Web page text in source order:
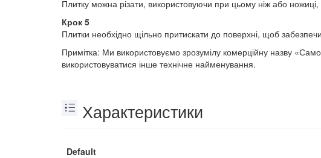
Плитку можна різати, використовуючи при цьому ніж або
Крок 5
Плитки необхідно щільно притискати до поверхні, щоб
Примітка: Ми використовуємо зрозумілу комерційну назву
використовуватися інше технічне найменування.
Характеристики
Default